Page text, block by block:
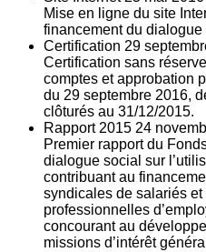
Mise en ligne du site
financement du dialogue
Certification 29
Certification sans
comptes et approbation
du 29 septembre 2016,
clôturés au 31/12/2015.
Rapport 2015 24
Premier rapport du
dialogue social sur
contribuant au
syndicales de salariés
professionnelles
concourant au
missions d’intérêt